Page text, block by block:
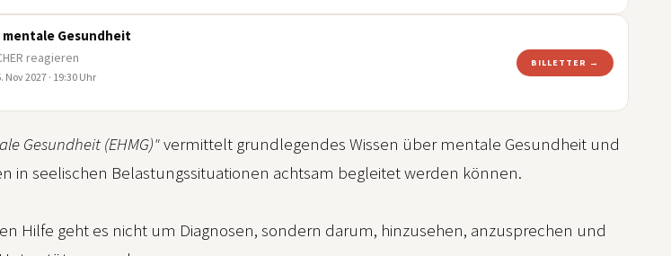
Gesundheit
reagieren
Nov 2027 · 19:30 Uhr
BILLETTER →
Gesundheit (EHMG)"vermittelt grundlegendes Wissen über mentale Gesundheit und
in seelischen Belastungssituationen achtsam begleitet werden können.
Hilfe geht es nicht um Diagnosen, sondern darum, hinzusehen, anzusprechen und